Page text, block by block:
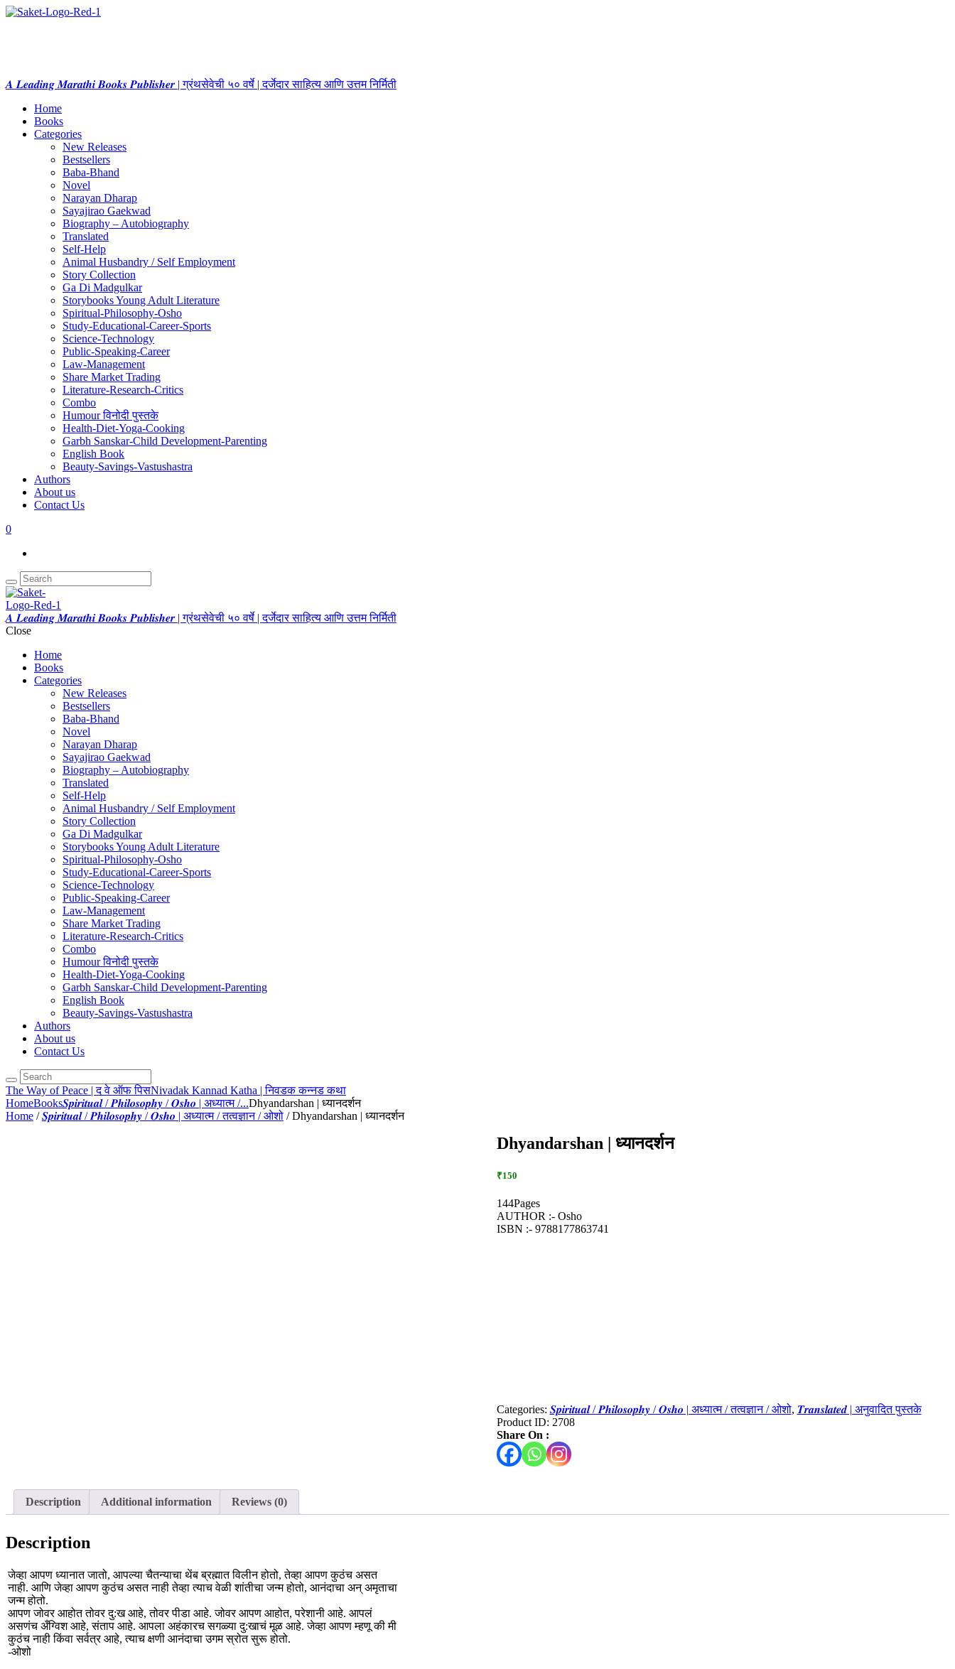
𝑨 𝑳𝒆𝒂𝒅𝒊𝒏𝒈 𝑴𝒂𝒓𝒂𝒕𝒉𝒊 𝑩𝒐𝒐𝒌𝒔 𝑷𝒖𝒃𝒍𝒊𝒔𝒉𝒆𝒓 | ग्रंथसेवेची ५० वर्षे | दर्जेदार साहित्य आणि उत्तम निर्मिती
Home
Books
Categories
New Releases
Bestsellers
Baba-Bhand
Novel
Narayan Dharap
Sayajirao Gaekwad
Biography – Autobiography
Translated
Self-Help
Animal Husbandry / Self Employment
Story Collection
Ga Di Madgulkar
Storybooks Young Adult Literature
Spiritual-Philosophy-Osho
Study-Educational-Career-Sports
Science-Technology
Public-Speaking-Career
Law-Management
Share Market Trading
Literature-Research-Critics
Combo
Humour विनोदी पुस्तके
Health-Diet-Yoga-Cooking
Garbh Sanskar-Child Development-Parenting
English Book
Beauty-Savings-Vastushastra
Authors
About us
Contact Us
0
𝑨 𝑳𝒆𝒂𝒅𝒊𝒏𝒈 𝑴𝒂𝒓𝒂𝒕𝒉𝒊 𝑩𝒐𝒐𝒌𝒔 𝑷𝒖𝒃𝒍𝒊𝒔𝒉𝒆𝒓 | ग्रंथसेवेची ५० वर्षे | दर्जेदार साहित्य आणि उत्तम निर्मिती
Close
Home
Books
Categories
New Releases
Bestsellers
Baba-Bhand
Novel
Narayan Dharap
Sayajirao Gaekwad
Biography – Autobiography
Translated
Self-Help
Animal Husbandry / Self Employment
Story Collection
Ga Di Madgulkar
Storybooks Young Adult Literature
Spiritual-Philosophy-Osho
Study-Educational-Career-Sports
Science-Technology
Public-Speaking-Career
Law-Management
Share Market Trading
Literature-Research-Critics
Combo
Humour विनोदी पुस्तके
Health-Diet-Yoga-Cooking
Garbh Sanskar-Child Development-Parenting
English Book
Beauty-Savings-Vastushastra
Authors
About us
Contact Us
The Way of Peace | द वे ऑफ पिसNivadak Kannad Katha | निवडक कन्नड कथा
HomeBooks𝑺𝒑𝒊𝒓𝒊𝒕𝒖𝒂𝒍 / 𝑷𝒉𝒊𝒍𝒐𝒔𝒐𝒑𝒉𝒚 / 𝑶𝒔𝒉𝒐 | अध्यात्म /...Dhyandarshan | ध्यानदर्शन
Home /𝑺𝒑𝒊𝒓𝒊𝒕𝒖𝒂𝒍 / 𝑷𝒉𝒊𝒍𝒐𝒔𝒐𝒑𝒉𝒚 / 𝑶𝒔𝒉𝒐 | अध्यात्म / तत्वज्ञान / ओशो / Dhyandarshan | ध्यानदर्शन
Dhyandarshan | ध्यानदर्शन
₹150
144Pages
AUTHOR :- Osho
ISBN :- 9788177863741
Categories: 𝑺𝒑𝒊𝒓𝒊𝒕𝒖𝒂𝒍 / 𝑷𝒉𝒊𝒍𝒐𝒔𝒐𝒑𝒉𝒚 / 𝑶𝒔𝒉𝒐 | अध्यात्म / तत्वज्ञान / ओशो, 𝑻𝒓𝒂𝒏𝒔𝒍𝒂𝒕𝒆𝒅 | अनुवादित पुस्तके
Product ID: 2708
Share On :
Description Additional information Reviews (0)
Description
जेव्हा आपण ध्यानात जातो, आपल्या चैतन्याचा थेंब ब्रह्मात विलीन होतो, तेव्हा आपण कुठंच असत
नाही. आणि जेव्हा आपण कुठंच असत नाही तेव्हा त्याच वेळी शांतीचा जन्म होतो, आनंदाचा अन् अमृताचा
जन्म होतो.
आपण जोवर आहोत तोवर दु:ख आहे, तोवर पीडा आहे. जोवर आपण आहोत, परेशानी आहे. आपलं
असणंच अँग्विश आहे, संताप आहे. आपला अहंकारच सगळ्या दु:खाचं मूळ आहे. जेव्हा आपण म्हणू की मी
कुठंच नाही किंवा सर्वत्र आहे, त्याच क्षणी आनंदाचा उगम स्रोत सुरू होतो.
-ओशो